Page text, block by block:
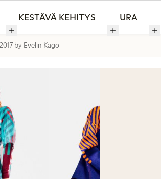
KESTÄVÄ KEHITYS URA
by Evelin Kägo